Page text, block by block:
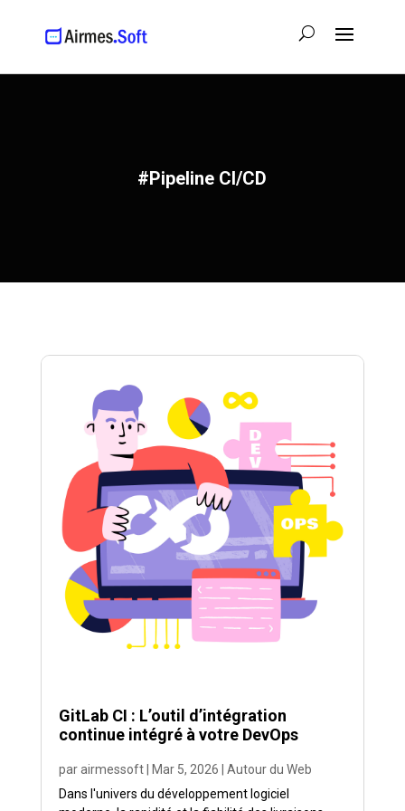
#Pipeline CI/CD
GitLab CI : L’outil d’intégration
continue intégré à votre DevOps
parairmessoft| Mar 5, 2026
Autour du Web
Dans l'univers du développement logiciel